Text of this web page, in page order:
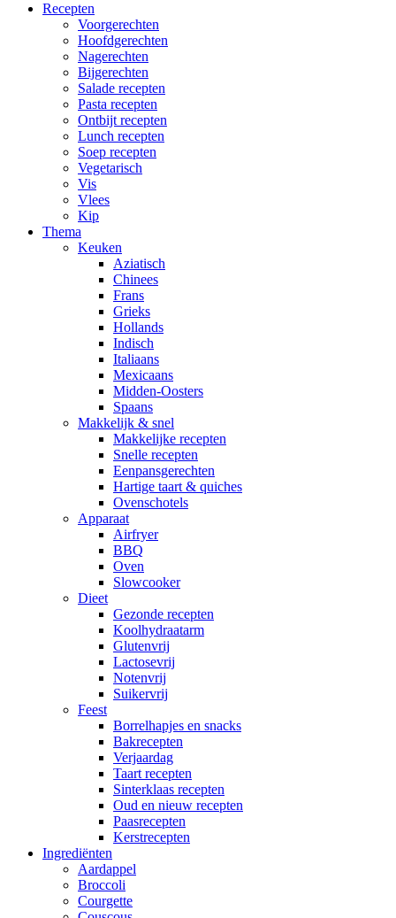
Recepten
Voorgerechten
Hoofdgerechten
Nagerechten
Bijgerechten
Salade recepten
Pasta recepten
Ontbijt recepten
Lunch recepten
Soep recepten
Vegetarisch
Vis
Vlees
Kip
Thema
Keuken
Aziatisch
Chinees
Frans
Grieks
Hollands
Indisch
Italiaans
Mexicaans
Midden-Oosters
Spaans
Makkelijk & snel
Makkelijke recepten
Snelle recepten
Eenpansgerechten
Hartige taart & quiches
Ovenschotels
Apparaat
Airfryer
BBQ
Oven
Slowcooker
Dieet
Gezonde recepten
Koolhydraatarm
Glutenvrij
Lactosevrij
Notenvrij
Suikervrij
Feest
Borrelhapjes en snacks
Bakrecepten
Verjaardag
Taart recepten
Sinterklaas recepten
Oud en nieuw recepten
Paasrecepten
Kerstrecepten
Ingrediënten
Aardappel
Broccoli
Courgette